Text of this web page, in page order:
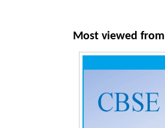
Most viewed from